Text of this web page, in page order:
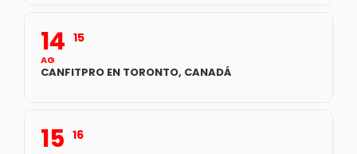
14
AG
15
CANFITPRO EN TORONTO, CANADÁ
15 16